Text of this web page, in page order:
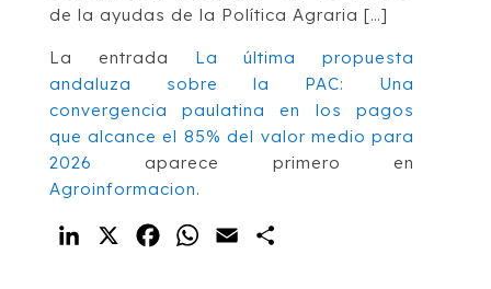
de la ayudas de la Política Agraria […]
La entrada La última propuesta
andaluza sobre la PAC: Una
convergencia paulatina en los pagos
que alcance el 85% del valor medio para
2026 aparece primero en
Agroinformacion.
LinkedIn FacebookWhatsApp
Email